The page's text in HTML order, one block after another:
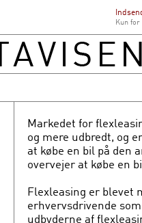
Kun
Markedet for
og mere udbredt, og
at købe en bil på den
overvejer at købe en
Flexleasing er blevet
erhvervsdrivende
udbyderne af